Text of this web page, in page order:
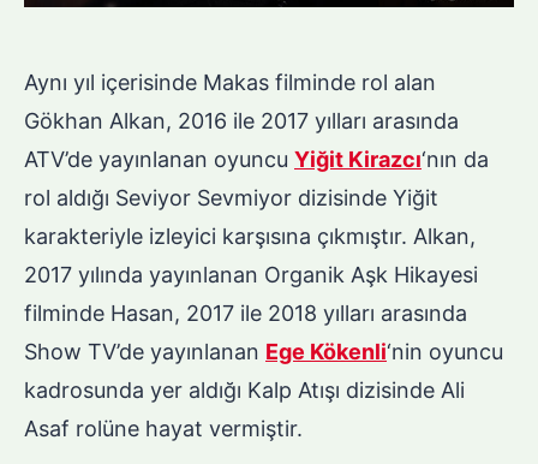
Aynı yıl içerisinde Makas filminde rol alan
Gökhan Alkan, 2016 ile 2017 yılları arasında
ATV’de yayınlanan oyuncu Yiğit Kirazcı‘nın da
rol aldığı Seviyor Sevmiyor dizisinde Yiğit
karakteriyle izleyici karşısına çıkmıştır. Alkan,
2017 yılında yayınlanan Organik Aşk Hikayesi
filminde Hasan, 2017 ile 2018 yılları arasında
Show TV’de yayınlanan Ege Kökenli‘nin oyuncu
kadrosunda yer aldığı Kalp Atışı dizisinde Ali
Asaf rolüne hayat vermiştir.